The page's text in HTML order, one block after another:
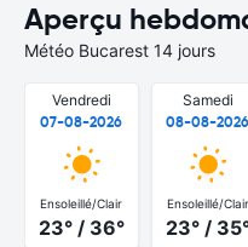
Aperçu
Météo Bucarest 14 jours
Vendredi
07-08-2026
Ensoleillé/Clair
23° / 36°
Samedi
08-08-2026
Ensoleillé/Clair
23° /